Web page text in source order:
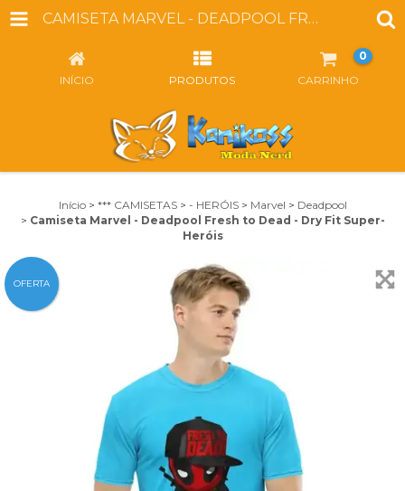
CAMISETA MARVEL - DEADPOOL FRESH TO DEAD - DRY FIT SUPER-HERÓIS
INÍCIO PRODUTOS CARRINHO
0
Início > *** CAMISETAS > - HERÓIS > Marvel > Deadpool
> Camiseta Marvel - Deadpool Fresh to Dead - Dry Fit Super-
Heróis
OFERTA